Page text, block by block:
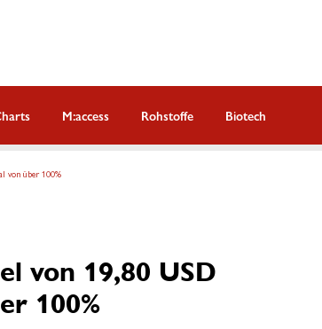
M:access Rohstoffe Biotech
von über 100%
von 19,80 USD
100%